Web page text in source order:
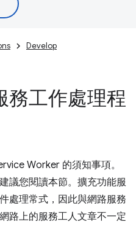
Develop
務工作處理程
Worker 的須知事項。
議您閱讀本節。擴充功能服
處理常式，因此與網路服務
路上的服務工人文章不一定